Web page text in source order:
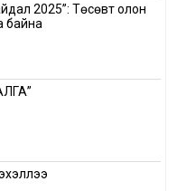
2025”: Төсөвт олон
байна